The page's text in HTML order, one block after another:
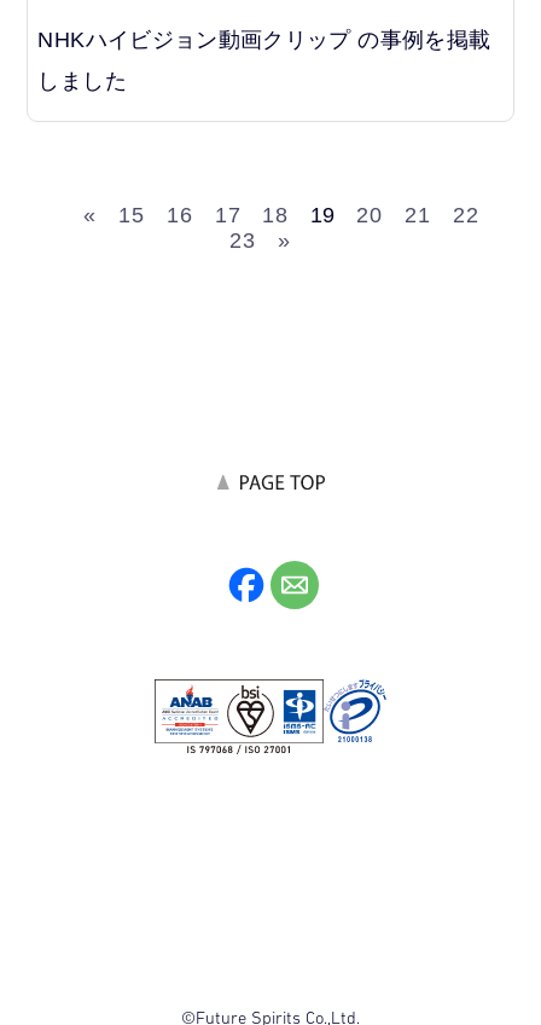
NHKハイビジョン動画クリップ の事例を掲載
しました
« 15 16 17 18 19 20 21
22
23
»
©Future Spirits Co.,Ltd.